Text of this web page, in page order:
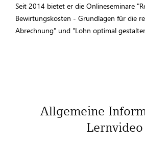
Seit 2014 bietet er die Onlineseminare
Bewirtungskosten - Grundlagen für die
Abrechnung" und "Lohn optimal
Allgemeine
Lernvideo